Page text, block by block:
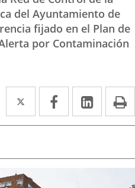
del Ayuntamiento de
fijado en el Plan de
por Contaminación
Twitter
Enlace
a
aplicación
externa.
Facebook
Enlace
a
aplicación
Enlace
a